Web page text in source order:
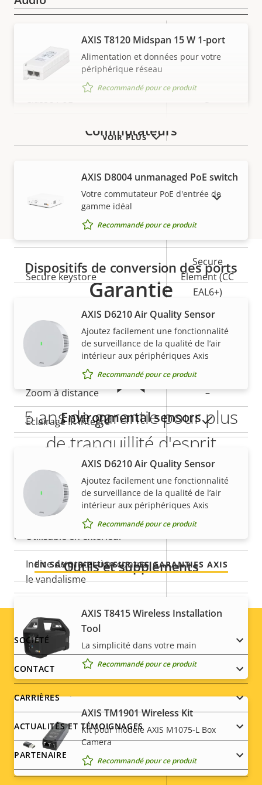
de la
propriété
Valeur de
propriété
Prise en charge audio Oui
Réseau
Description
propriété
Classe PoE 3
Description
Valeur de
propriété
SE signé Oui
Démarrage sécurisé
Secure keystore
Secure
Element (CC
EAL6+)
Général
Description
propriété
la
propriété
Focus à distance
Zoom à distance –
Éclairage IR intégré Oui
Stockage local (fente pour
carte mémoire)
Température de
fonctionnement
0-35 °C
Utilisable en extérieur –
Indice de protection contre
le vandalisme
-
Indice de protection IP -
Conçu pour être repeint
Développement durable PVC free
Alimentation
Description
de la
propriété
Valeur de
propriété
Puissance (max.) -
Puissance (moyenne)
VOIR PLUS
AXIS T8120 Midspan 15 W 1-port
Alimentation et données pour votre
périphérique réseau
Recommandé pour ce produit
Commutateurs
AXIS ​D8004 unmanaged PoE switch
Votre commutateur PoE d'entrée de
gamme idéal
Recommandé pour ce produit
Dispositifs de conversion des ports
AXIS D6210 Air Quality Sensor
Ajoutez facilement une fonctionnalité
de surveillance de la qualité de l’air
intérieur aux périphériques Axis
Recommandé pour ce produit
Environmental sensors
AXIS D6210 Air Quality Sensor
Ajoutez facilement une fonctionnalité
de surveillance de la qualité de l’air
intérieur aux périphériques Axis
Recommandé pour ce produit
Outils et suppléments
AXIS T8415 Wireless Installation
Tool
La simplicité dans votre main
Recommandé pour ce produit
AXIS TM1901 Wireless Kit
Kit pour modèle AXIS M1075-L Box
Camera
Recommandé pour ce produit
AFFICHER LES PRODUITS ABANDONNÉS
Garantie
5 ans de garantie pour plus
de tranquillité d'esprit
Notre nouvelle garantie de 5 ans offre des années de
propriété sans problème et permet de contrôler les
coûts. En outre, rien n'est caché dans les petits
caractères, vous obtenez exactement ce que nous
EN SAVOIR PLUS SUR LES GARANTIES AXIS
Footer
menu
SOCIÉTÉ
CONTACT
CARRIÈRES
ACTUALITÉS ET TÉMOIGNAGES
PARTENAIRE